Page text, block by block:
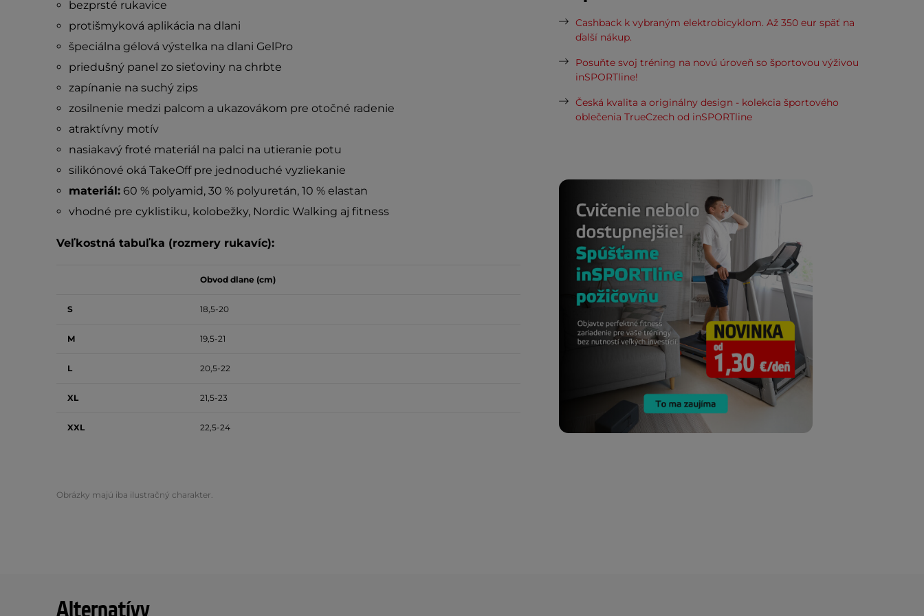
bezprsté rukavice
protišmyková aplikácia na dlani
špeciálna gélová výstelka na dlani GelPro
priedušný panel zo sieťoviny na chrbte
zapínanie na suchý zips
zosilnenie medzi palcom a ukazovákom pre otočné radenie
atraktívny motív
nasiakavý froté materiál na palci na utieranie potu
silikónové oká TakeOff pre jednoduché vyzliekanie
materiál:60 % polyamid, 30 % polyuretán, 10 % elastan
vhodné pre cyklistiku, kolobežky, Nordic Walking aj fitness
Veľkostná tabuľka (rozmery rukavíc):
Obvod dlane (cm)
S 18,5-20
M 19,5-21
L 20,5-22
XL 21,5-23
XXL 22,5-24
Obrázky majú iba ilustračný charakter.
Cashback k vybraným elektrobicyklom. Až 350 eur späť na
ďalší nákup.
Posuňte svoj tréning na novú úroveň so športovou výživou
inSPORTline!
Česká kvalita a originálny design - kolekcia športového
oblečenia TrueCzech od inSPORTline